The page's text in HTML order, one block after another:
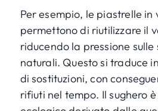
Per esempio, le piastrelle
permettono di riutilizzare il
riducendo la pressione sulle
naturali. Questo si traduce
di sostituzioni, con
rifiuti nel tempo. Il sughero